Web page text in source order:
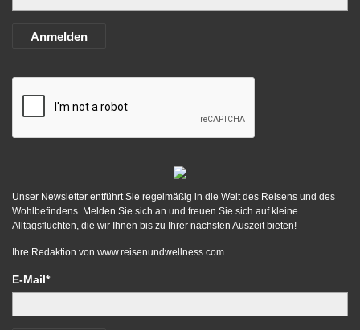
Anmelden
Unser Newsletter entführt Sie regelmäßig in die Welt des Reisens und des
Wohlbefindens. Melden Sie sich an und freuen Sie sich auf kleine
Alltagsfluchten, die wir Ihnen bis zu Ihrer nächsten Auszeit bieten!
Ihre Redaktion von www.reisenundwellness.com
E-Mail*